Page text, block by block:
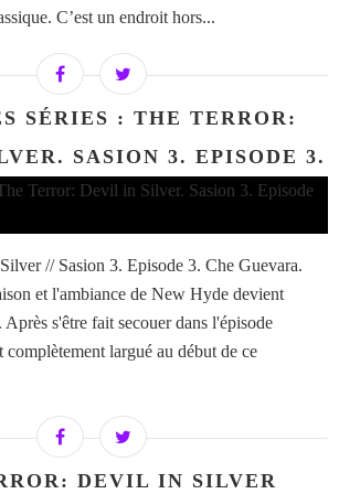
C’est un endroit hors...
SÉRIES : THE TERROR:
SASION 3. EPISODE 3.
// Sasion 3. Episode 3. Che Guevara.
et l'ambiance de New Hyde devient
s'être fait secouer dans l'épisode
complètement largué au début de ce
DEVIL IN SILVER